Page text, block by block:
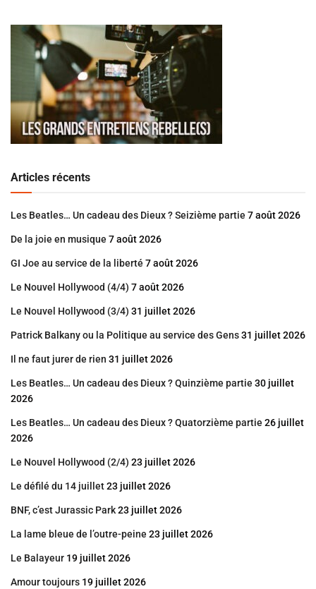
Articles récents
Les Beatles… Un cadeau des Dieux ? Seizième partie 7 août 2026
De la joie en musique 7 août 2026
GI Joe au service de la liberté 7 août 2026
Le Nouvel Hollywood (4/4) 7 août 2026
Le Nouvel Hollywood (3/4) 31 juillet 2026
Patrick Balkany ou la Politique au service des Gens31 juillet 2026
Il ne faut jurer de rien 31 juillet 2026
Les Beatles… Un cadeau des Dieux ? Quinzième partie 30 juillet
2026
Les Beatles… Un cadeau des Dieux ? Quatorzième partie 26 juillet
2026
Le Nouvel Hollywood (2/4) 23 juillet 2026
Le défilé du 14 juillet23 juillet 2026
BNF, c’est Jurassic Park23 juillet 2026
La lame bleue de l’outre-peine 23 juillet 2026
Le Balayeur 19 juillet 2026
Amour toujours 19 juillet 2026